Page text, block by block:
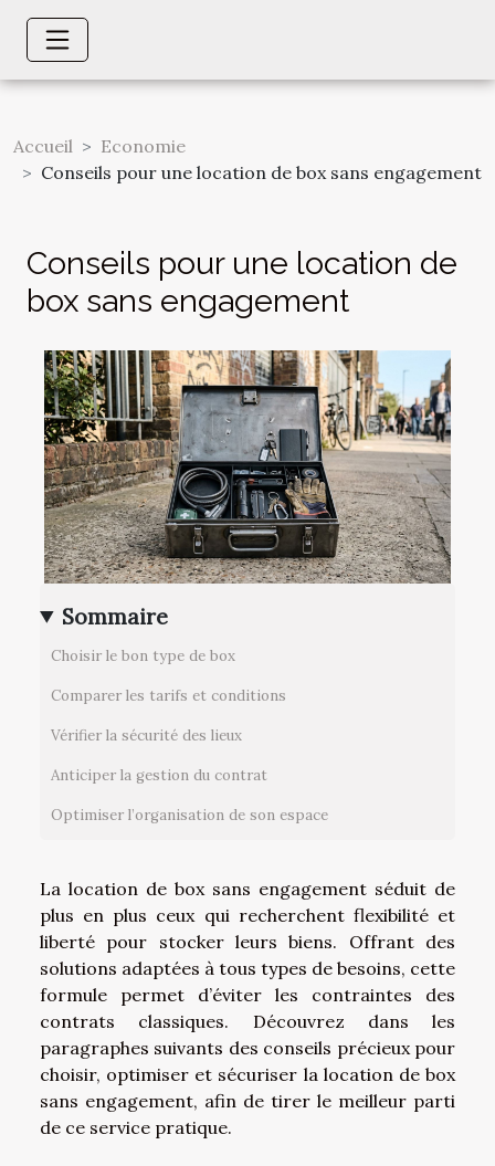
Accueil
Economie
Conseils pour une location de box sans engagement
Conseils pour une location de
box sans engagement
Sommaire
Choisir le bon type de box
Comparer les tarifs et conditions
Vérifier la sécurité des lieux
Anticiper la gestion du contrat
Optimiser l’organisation de son espace
La location de box sans engagement séduit de
plus en plus ceux qui recherchent flexibilité et
liberté pour stocker leurs biens. Offrant des
solutions adaptées à tous types de besoins, cette
formule permet d’éviter les contraintes des
contrats classiques. Découvrez dans les
paragraphes suivants des conseils précieux pour
choisir, optimiser et sécuriser la location de box
sans engagement, afin de tirer le meilleur parti
de ce service pratique.